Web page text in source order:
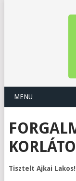
MENU
Tisztelt Ajkai Lakos!